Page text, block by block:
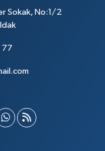
Sokak, No:1/2
77